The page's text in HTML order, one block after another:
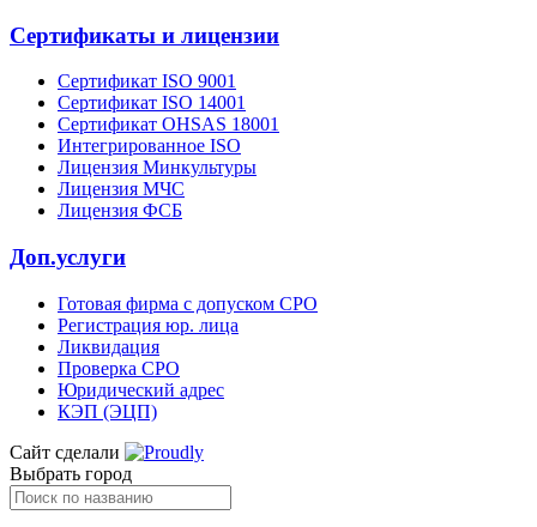
Сертификаты и лицензии
Сертификат ISO 9001
Сертификат ISO 14001
Сертификат OHSAS 18001
Интегрированное ISO
Лицензия Минкультуры
Лицензия МЧС
Лицензия ФСБ
Доп.услуги
Готовая фирма с допуском СРО
Регистрация юр. лица
Ликвидация
Проверка СРО
Юридический адрес
КЭП (ЭЦП)
Сайт сделали
Выбрать город